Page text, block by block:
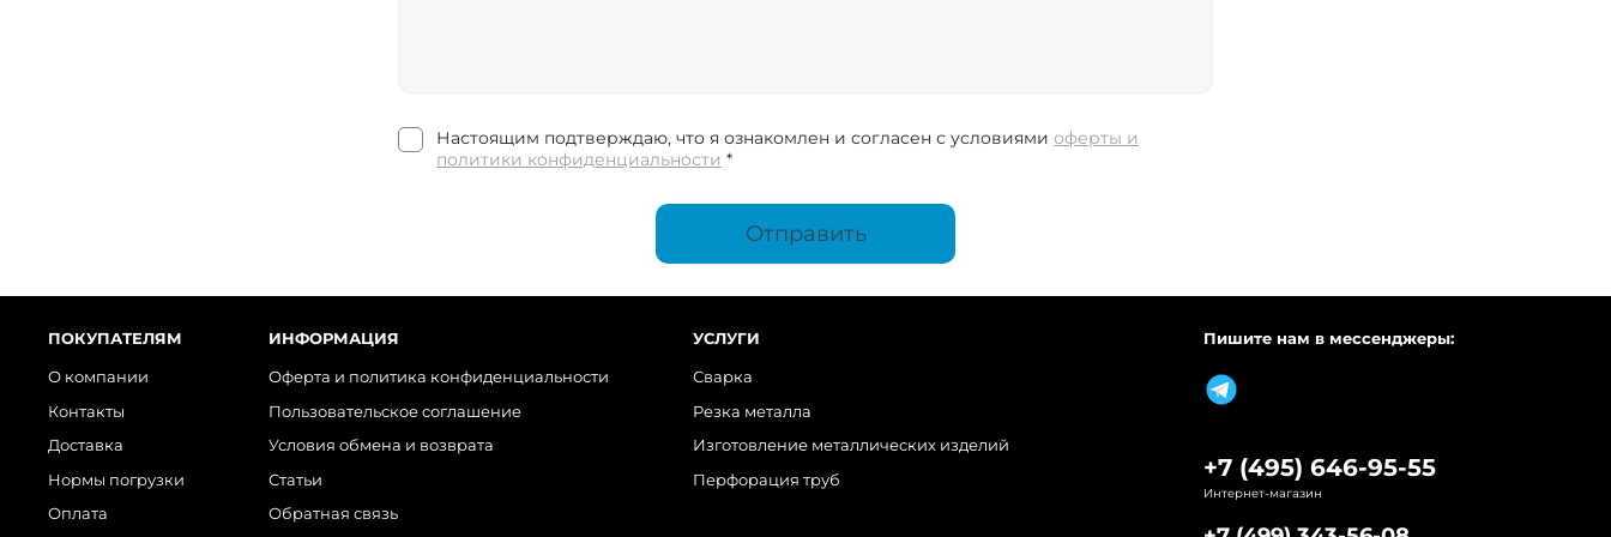
Настоящим подтверждаю, что я ознакомлен и согласен с условиямиоферты и
политики конфиденциальности *
Отправить
ПОКУПАТЕЛЯМ
О компании
Контакты
Доставка
Нормы погрузки
Оплата
ИНФОРМАЦИЯ
Оферта и политика конфиденциальности
Пользовательское соглашение
Условия обмена и возврата
Статьи
Обратная связь
УСЛУГИ
Сварка
Резка металла
Изготовление металлических изделий
Перфорация труб
Пишите нам в мессенджеры:
+7 (495) 646-95-55
Интернет-магазин